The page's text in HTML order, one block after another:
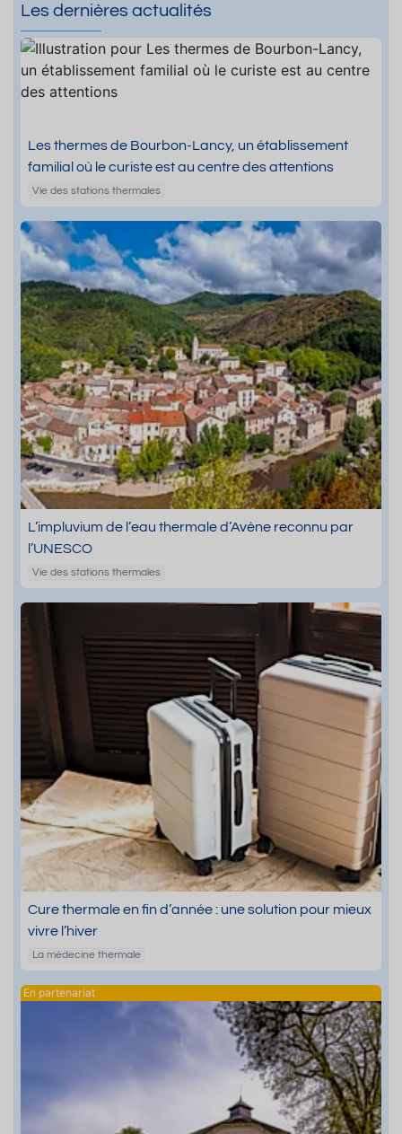
Les dernières actualités
Les thermes de Bourbon-Lancy, un établissement
familial où le curiste est au centre des attentions
Vie des stations thermales
L’impluvium de l’eau thermale d’Avène reconnu par
l’UNESCO
Vie des stations thermales
Cure thermale en fin d’année : une solution pour mieux
vivre l’hiver
La médecine thermale